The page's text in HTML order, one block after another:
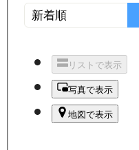
リストで表示
写真で表示
地図で表示